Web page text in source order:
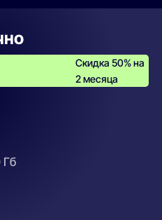
Скидка 50% на
2 месяца
Гб